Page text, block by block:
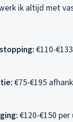
ik altijd met
€110-
€75-€195
€120-€150 per